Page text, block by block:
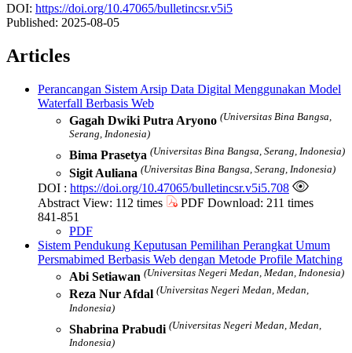
DOI: https://doi.org/10.47065/bulletincsr.v5i5
Published: 2025-08-05
Articles
Perancangan Sistem Arsip Data Digital Menggunakan Model
Waterfall Berbasis Web
Gagah Dwiki Putra Aryono (Universitas Bina Bangsa,
Serang, Indonesia)
Bima Prasetya (Universitas Bina Bangsa, Serang, Indonesia)
Sigit Auliana (Universitas Bina Bangsa, Serang, Indonesia)
DOI : https://doi.org/10.47065/bulletincsr.v5i5.708
Abstract View: 112 times
PDF Download: 211 times
841-851
PDF
Sistem Pendukung Keputusan Pemilihan Perangkat Umum
Persmabimed Berbasis Web dengan Metode Profile Matching
Abi Setiawan (Universitas Negeri Medan, Medan, Indonesia)
Reza Nur Afdal (Universitas Negeri Medan, Medan,
Indonesia)
Shabrina Prabudi (Universitas Negeri Medan, Medan,
Indonesia)